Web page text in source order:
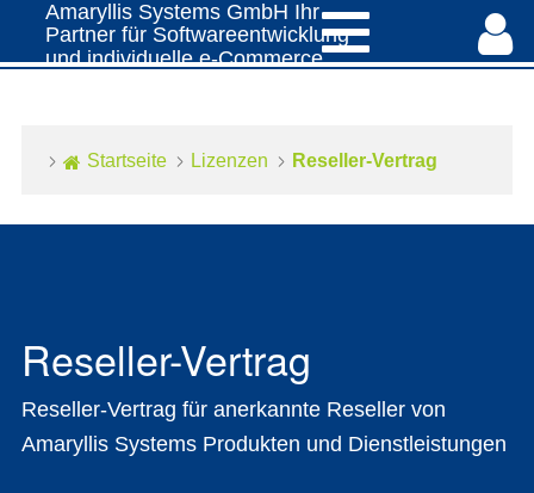
Amaryllis Systems GmbH Ihr
Partner für Softwareentwicklung
und individuelle e-Commerce
Startseite Lizenzen Reseller-Vertrag
Reseller-Vertrag
Reseller-Vertrag für anerkannte Reseller von
Amaryllis Systems Produkten und Dienstleistungen